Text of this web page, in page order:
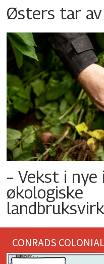
Østers tar
– Vekst i
økologiske
CONRADS COLONIAL